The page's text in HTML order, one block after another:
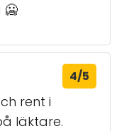
4/5
rent i
läktare.